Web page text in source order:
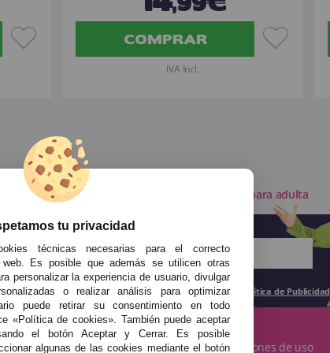
COMPRAR
IVA Incl.
para Mujer» Disfraz de Adivina Zingara Lujo para adulta
darme de baja cuando quiera según lo recogido en la Política de Publicidad
· Quiénes somos · Condiciones de uso
tu privacidad
técnicas necesarias para el correcto
Es posible que además se utilicen otras
personalizar la experiencia de usuario, divulgar
o realizar análisis para optimizar
puede retirar su consentimiento en todo
«Política de cookies». También puede aceptar
el botón Aceptar y Cerrar. Es posible
algunas de las cookies mediante el botón